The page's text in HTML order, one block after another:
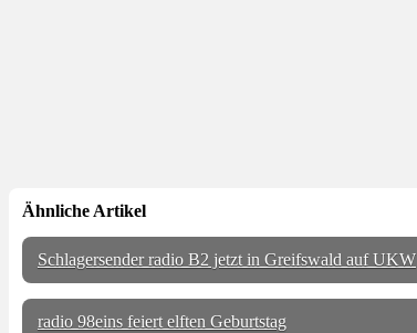
Ähnliche Artikel
Schlagersender radio B2 jetzt in Greifswald auf UKW
radio 98eins feiert elften Geburtstag